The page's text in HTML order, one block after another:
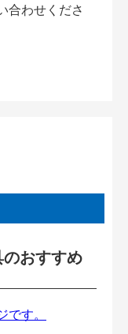
合わせくださ
おすすめ